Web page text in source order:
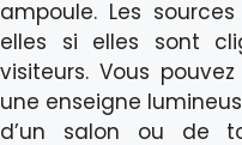
ampoule. Les
elles si elles sont
visiteurs. Vous
une enseigne
d’un salon ou de